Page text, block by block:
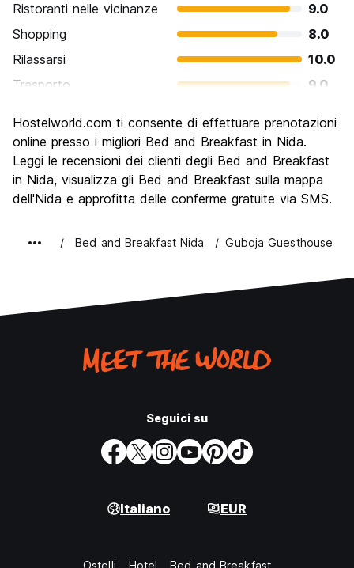
Ristoranti nelle vicinanze
9.0
Shopping
8.0
Rilassarsi
10.0
Trasporto
9.0
Luoghi di interesse culturale
Festa / Vita notturna
8.0
Qualita' Prezzo
9.0
Hostelworld.com ti consente di effettuare prenotazioni
online presso i migliori Bed and Breakfast in Nida.
Leggi le recensioni dei clienti degli Bed and Breakfast
in Nida, visualizza gli Bed and Breakfast sulla mappa
dell'Nida e approfitta delle conferme gratuite via SMS.
Bed and Breakfast Nida Guboja Guesthouse
Seguici su
Italiano EUR
Ostelli Hotel Bed and Breakfast